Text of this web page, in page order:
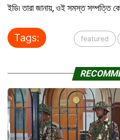
ইডি৷ তারা জানায়, ওই সমস্ত সম্পত্তি
Tags: featured